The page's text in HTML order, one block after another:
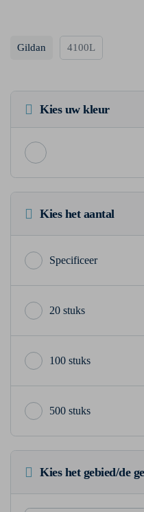
Gildan 4100L
Kies uw kleur
Kies het aantal
20 stuks
100 stuks
500 stuks
Kies het gebied/de